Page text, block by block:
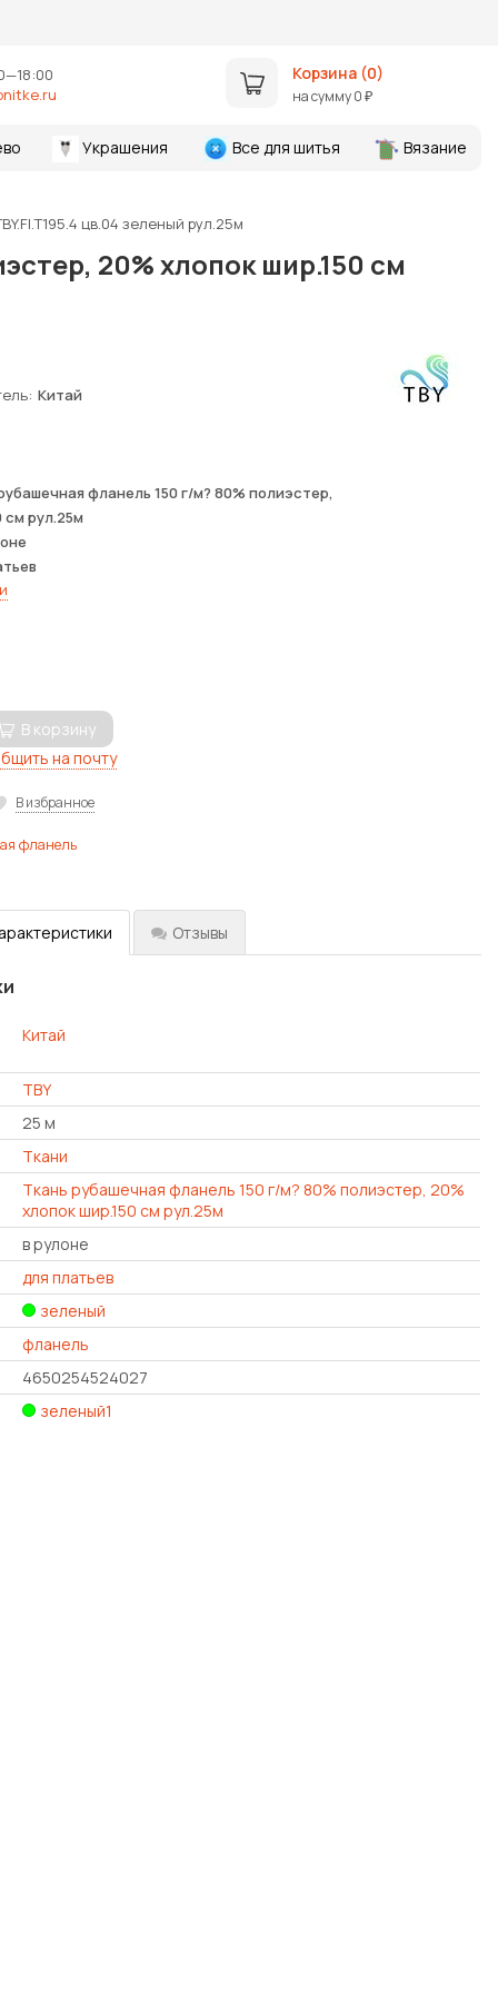
Корзина (0)
на сумму0 ₽
Украшения Все для шитья Вязание
цв.04 зеленый рул.25м
20% хлопок шир.150 см
Китай
фланель 150 г/м? 80% полиэстер,
см рул.25м
В корзину
на почту
В избранное
фланель
Отзывы
Китай
TBY
25 м
Ткани
Ткань рубашечная фланель 150 г/м? 80% полиэстер, 20%
хлопок шир.150 см рул.25м
в рулоне
для платьев
зеленый
фланель
4650254524027
зеленый1